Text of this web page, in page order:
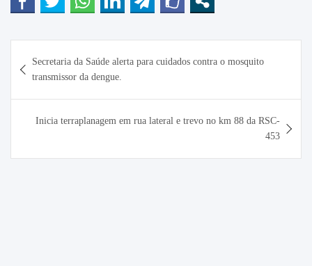
de
Post
Secretaria da Saúde alerta para cuidados contra o mosquito
transmissor da dengue.
Inicia terraplanagem em rua lateral e trevo no km 88 da RSC-
453